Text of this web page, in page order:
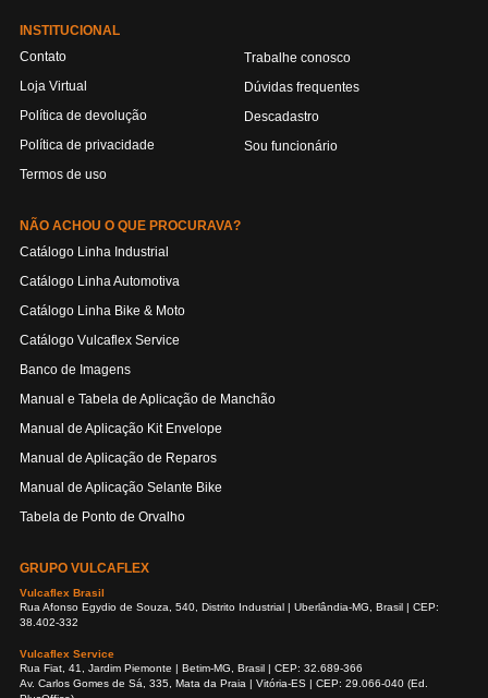
INSTITUCIONAL
Contato
Loja Virtual
Política de devolução
Política de privacidade
Termos de uso
Trabalhe conosco
Dúvidas frequentes
Descadastro
Sou funcionário
NÃO ACHOU O QUE PROCURAVA?
Catálogo Linha Industrial
Catálogo Linha Automotiva
Catálogo Linha Bike & Moto
Catálogo Vulcaflex Service
Banco de Imagens
Manual e Tabela de Aplicação de Manchão
Manual de Aplicação Kit Envelope
Manual de Aplicação de Reparos
Manual de Aplicação Selante Bike
Tabela de Ponto de Orvalho
GRUPO VULCAFLEX
Vulcaflex Brasil
Rua Afonso Egydio de Souza, 540, Distrito Industrial | Uberlândia-MG, Brasil | CEP:
38.402-332
Vulcaflex Service
Rua Fiat, 41, Jardim Piemonte | Betim-MG, Brasil | CEP: 32.689-366
Av. Carlos Gomes de Sá, 335, Mata da Praia | Vitória-ES | CEP: 29.066-040 (Ed.